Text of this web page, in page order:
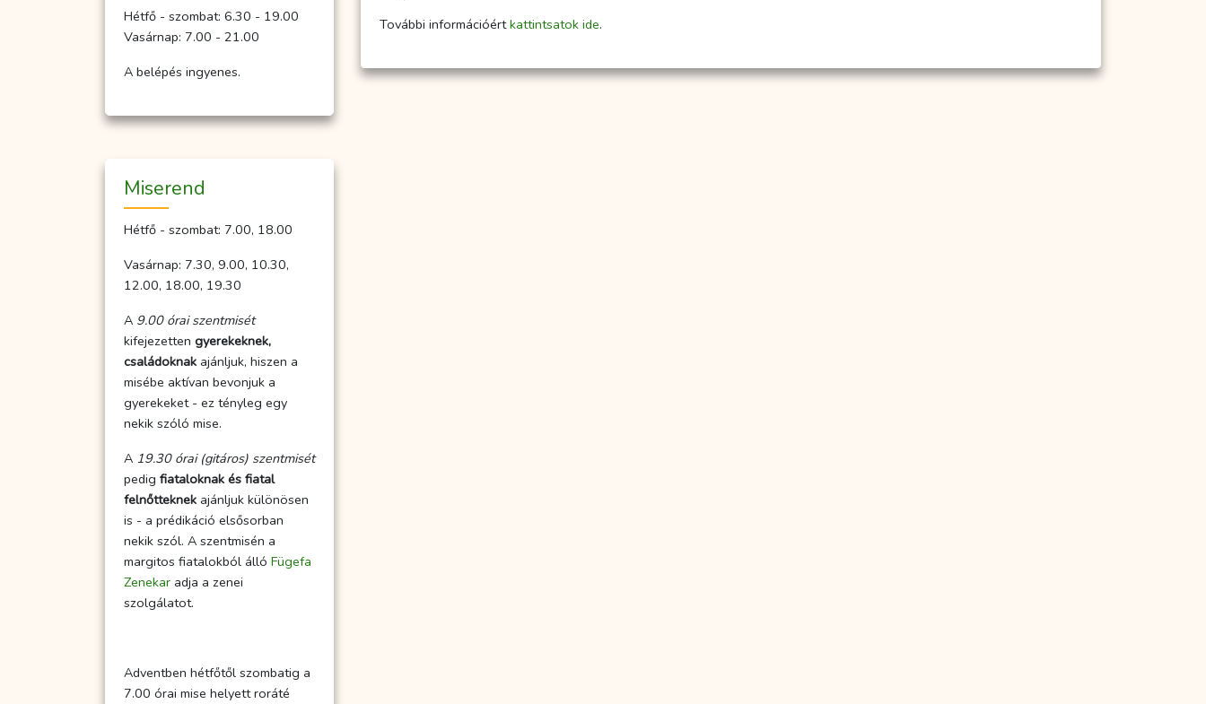
További információértkattintsatok ide.
Hétfő - szombat: 6.30 - 19.00
Vasárnap: 7.00 - 21.00
A belépés ingyenes.
Miserend
Hétfő - szombat: 7.00, 18.00
Vasárnap: 7.30, 9.00, 10.30,
12.00, 18.00, 19.30
A 9.00 órai szentmisét
kifejezetten gyerekeknek,
családoknak ajánljuk, hiszen a
misébe aktívan bevonjuk a
gyerekeket - ez tényleg egy
nekik szóló mise.
A 19.30 órai (gitáros) szentmisét
pedig fiataloknak és fiatal
felnőtteknek ajánljuk különösen
is - a prédikáció elsősorban
nekik szól. A szentmisén a
margitos fiatalokból álló Fügefa
Zenekar adja a zenei
szolgálatot.
Adventben hétfőtől szombatig a
7.00 órai mise helyett roráté